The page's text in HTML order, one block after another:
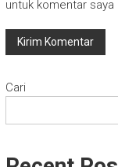
untuk komentar saya
Cari